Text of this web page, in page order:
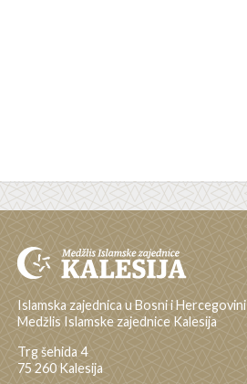
Islamska zajednica u Bosni i Hercegovini
Medžlis Islamske zajednice Kalesija
Trg šehida 4
75 260 Kalesija